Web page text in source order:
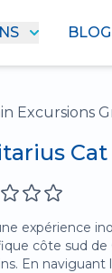
BLOG
Excursions
expérience
côte sud de
En